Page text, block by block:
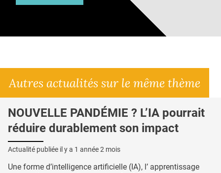
Autres actualités sur le même thème
NOUVELLE PANDÉMIE ? L’IA pourrait
réduire durablement son impact
Actualité publiée il y a 1 année 2 mois
Une forme d’intelligence artificielle (IA), l’ apprentissage